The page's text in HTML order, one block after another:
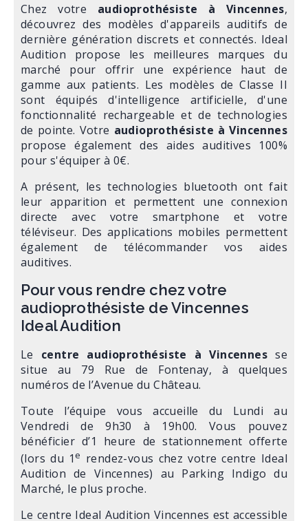
Chez votre audioprothésiste à Vincennes,
découvrez des modèles d'appareils auditifs de
dernière génération discrets et connectés. Ideal
Audition propose les meilleures marques du
marché pour offrir une expérience haut de
gamme aux patients. Les modèles de Classe II
sont équipés d'intelligence artificielle, d'une
fonctionnalité rechargeable et de technologies
de pointe. Votre audioprothésiste à Vincennes
propose également des aides auditives 100%
pour s'équiper à 0€.
A présent, les technologies bluetooth ont fait
leur apparition et permettent une connexion
directe avec votre smartphone et votre
téléviseur. Des applications mobiles permettent
également de télécommander vos aides
auditives.
Pour vous rendre chez votre
audioprothésiste de Vincennes
Ideal Audition
Le centre audioprothésiste à Vincennesse
situe au 79 Rue de Fontenay, à quelques
numéros de l’Avenue du Château.
Toute l’équipe vous accueille du Lundi au
Vendredi de 9h30 à 19h00. Vous pouvez
bénéficier d’1 heure de stationnement offerte
(lors du 1e rendez-vous chez votre centre Ideal
Audition de Vincennes) au Parking Indigo du
Marché, le plus proche.
Le centre Ideal Audition Vincennes est accessible